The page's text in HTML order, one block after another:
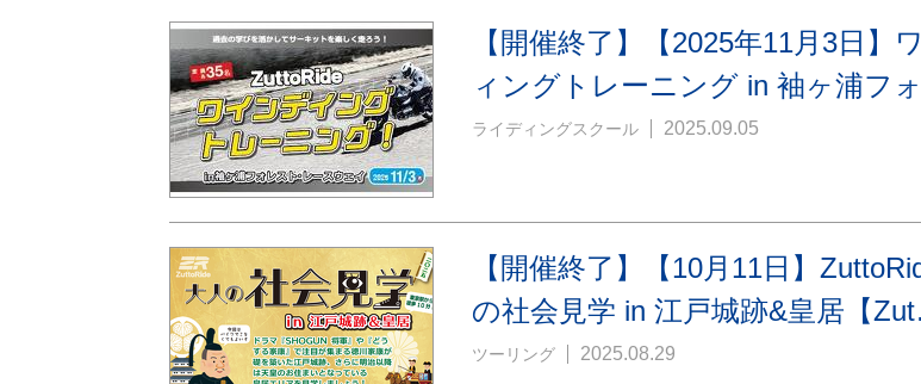
【開催終了】【2025年11月3日】
ィングトレーニング in 袖ヶ浦フ
ライディングスクール 2025.09.05
【開催終了】【10月11日】
の社会見学 in 江戸城跡&皇居【
ツーリング 2025.08.29